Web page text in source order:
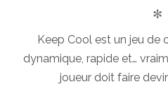
✻
Keep Cool est un jeu de
dynamique, rapide et…
joueur doit faire